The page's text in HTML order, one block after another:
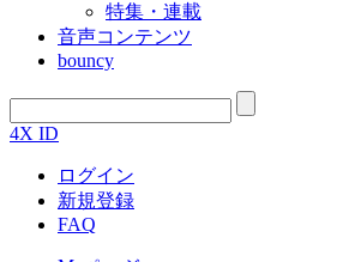
特集・連載
音声コンテンツ
bouncy
4X ID
ログイン
新規登録
FAQ